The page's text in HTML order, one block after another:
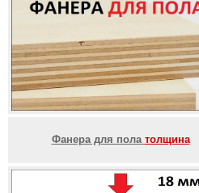
Фанера для пола толщина